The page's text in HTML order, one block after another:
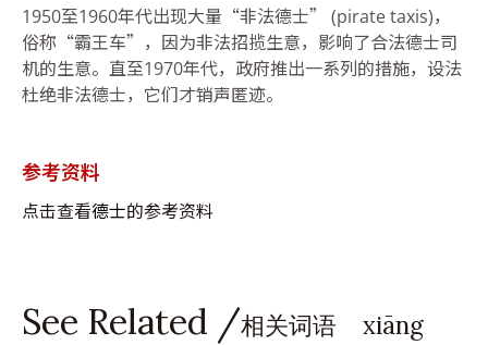
1950至1960年代出现大量“非法德士” (pirate taxis)，
俗称“霸王车”，因为非法招揽生意，影响了合法德士司
机的生意。直至1970年代，政府推出一系列的措施，设法
杜绝非法德士，它们才销声匿迹。
参考资料
点击查看德士的参考资料
See Related /相关词语 xiāng